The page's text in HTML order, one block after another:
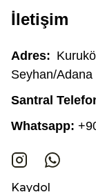
İletişim
Adres:
Seyhan/Adana
Santral
Whatsapp:
Kaydol